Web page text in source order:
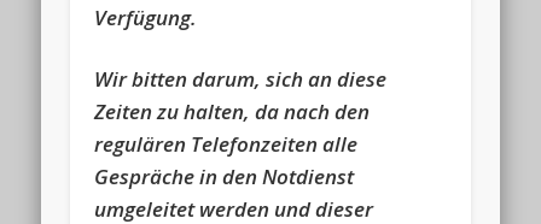
Verfügung.
Wir bitten darum, sich an diese
Zeiten zu halten, da nach den
regulären Telefonzeiten alle
Gespräche in den Notdienst
umgeleitet werden und dieser